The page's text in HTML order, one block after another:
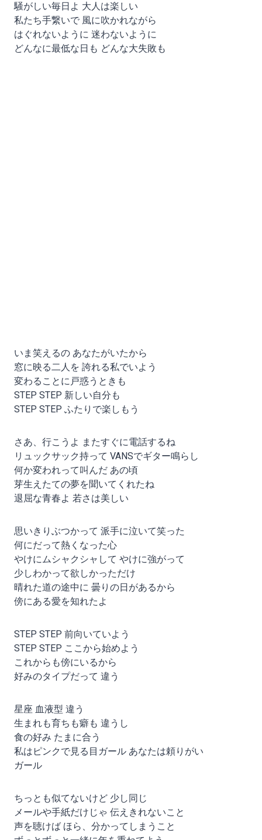
騒がしい毎日よ 大人は楽しい
私たち手繋いで 風に吹かれながら
はぐれないように 迷わないように
どんなに最低な日も どんな大失敗も
いま笑えるの あなたがいたから
窓に映る二人を 誇れる私でいよう
変わることに戸惑うときも
STEP STEP 新しい自分も
STEP STEP ふたりで楽しもう
さあ、行こうよ またすぐに電話するね
リュックサック持って VANSでギター鳴らし
何か変われって叫んだ あの頃
芽生えたての夢を聞いてくれたね
退屈な青春よ 若さは美しい
思いきりぶつかって 派手に泣いて笑った
何にだって熱くなった心
やけにムシャクシャして やけに強がって
少しわかって欲しかっただけ
晴れた道の途中に 曇りの日があるから
傍にある愛を知れたよ
STEP STEP 前向いていよう
STEP STEP ここから始めよう
これからも傍にいるから
好みのタイプだって 違う
星座 血液型 違う
生まれも育ちも癖も 違うし
食の好み たまに合う
私はピンクで見る目ガール あなたは頼りがい
ガール
ちっとも似てないけど 少し同じ
メールや手紙だけじゃ 伝えきれないこと
声を聴けば ほら、分かってしまうこと